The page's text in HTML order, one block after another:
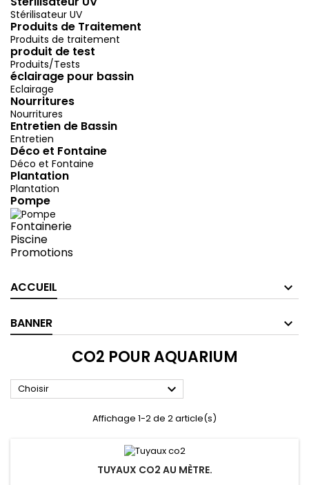
Stérilisateur UV
Produits de Traitement
Produits de traitement
produit de test
Produits/Tests
éclairage pour bassin
Eclairage
Nourritures
Nourritures
Entretien de Bassin
Entretien
Déco et Fontaine
Déco et Fontaine
Plantation
Plantation
Pompe
Fontainerie
Piscine
Promotions
ACCUEIL
BANNER
CO2 POUR AQUARIUM
Choisir 
Affichage 1-2 de 2 article(s)
TUYAUX CO2 AU MÈTRE.